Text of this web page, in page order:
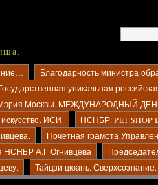
Благодарность министра
уникальная
Москвы. МЕЖДУНАРОДНЫЙ
ИСИ.
НСНБР: PET
Почетная грамота
НСНБР А.Г.Огнивцева
Тайцзи цюань.